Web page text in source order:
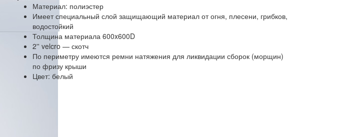
Материал: полиэстер
Имеет специальный слой защищающий материал от огня, плесени, грибков,
водостойкий
Толщина материала 600x600D
2'' velcro — скотч
По периметру имеются ремни натяжения для ликвидации сборок (морщин)
по фризу крыши
Цвет: белый